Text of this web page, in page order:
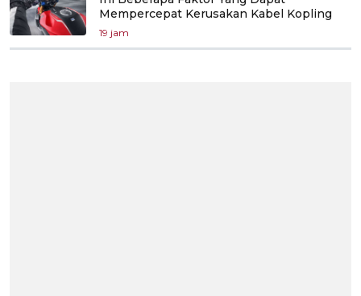
Mempercepat Kerusakan Kabel Kopling
19 jam